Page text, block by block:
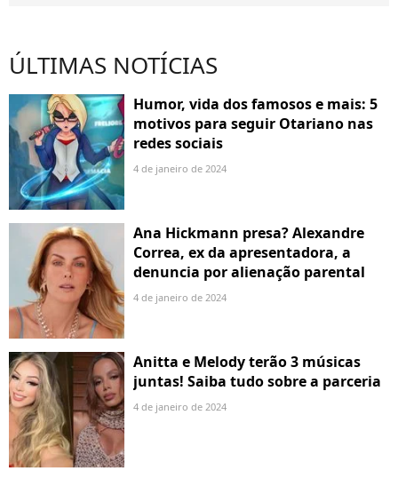
ÚLTIMAS NOTÍCIAS
Humor, vida dos famosos e mais: 5
motivos para seguir Otariano nas
redes sociais
4 de janeiro de 2024
Ana Hickmann presa? Alexandre
Correa, ex da apresentadora, a
denuncia por alienação parental
4 de janeiro de 2024
Anitta e Melody terão 3 músicas
juntas! Saiba tudo sobre a parceria
4 de janeiro de 2024